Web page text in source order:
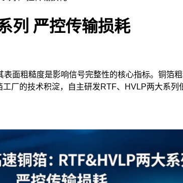
列 严控传输损耗
面粗糙度是影响信号完整性的核心指标。铜箔
厂的技术积淀，自主研发RTF、HVLP两大系